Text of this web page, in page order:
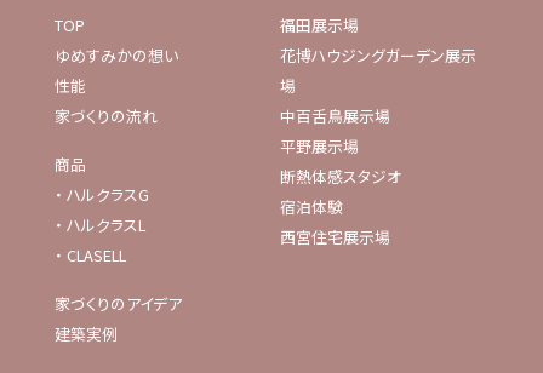
TOP
ゆめすみかの想い
性能
家づくりの流れ
商品
・ ハルクラスG
・ ハルクラスL
・ CLASELL
家づくりのアイデア
建築実例
福田展示場
花博ハウジングガーデン展示
場
中百舌鳥展示場
平野展示場
断熱体感スタジオ
宿泊体験
西宮住宅展示場